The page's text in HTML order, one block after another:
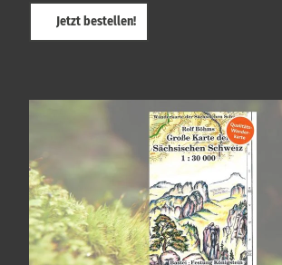
Jetzt bestellen!